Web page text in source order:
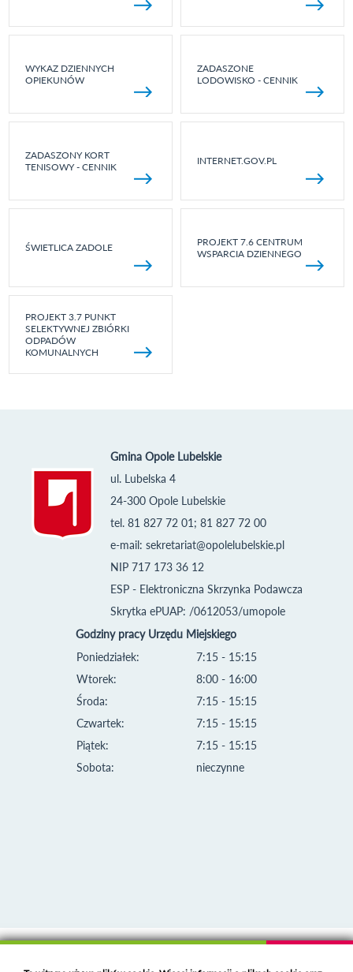
WYKAZ DZIENNYCH
OPIEKUNÓW
ZADASZONE
LODOWISKO - CENNIK
ZADASZONY KORT
TENISOWY - CENNIK
INTERNET.GOV.PL
ŚWIETLICA ZADOLE
PROJEKT 7.6 CENTRUM
WSPARCIA DZIENNEGO
PROJEKT 3.7 PUNKT
SELEKTYWNEJ ZBIÓRKI
ODPADÓW
KOMUNALNYCH
Gmina Opole Lubelskie
ul. Lubelska 4
24-300 Opole Lubelskie
tel. 81 827 72 01; 81 827 72 00
e-mail: sekretariat@opolelubelskie.pl
NIP 717 173 36 12
ESP - Elektroniczna Skrzynka Podawcza
Skrytka ePUAP: /0612053/umopole
Godziny pracy Urzędu Miejskiego
Poniedziałek:
Wtorek:
Środa:
Czwartek:
Piątek:
Sobota:
7:15 - 15:15
8:00 - 16:00
7:15 - 15:15
7:15 - 15:15
7:15 - 15:15
nieczynne